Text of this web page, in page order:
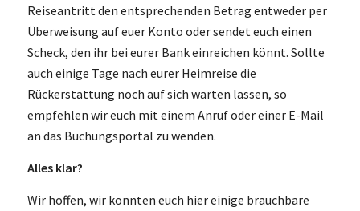
Reiseantritt den entsprechenden Betrag entweder per
Überweisung auf euer Konto oder sendet euch einen
Scheck, den ihr bei eurer Bank einreichen könnt. Sollte
auch einige Tage nach eurer Heimreise die
Rückerstattung noch auf sich warten lassen, so
empfehlen wir euch mit einem Anruf oder einer E-Mail
an das Buchungsportal zu wenden.
Alles klar?
Wir hoffen, wir konnten euch hier einige brauchbare